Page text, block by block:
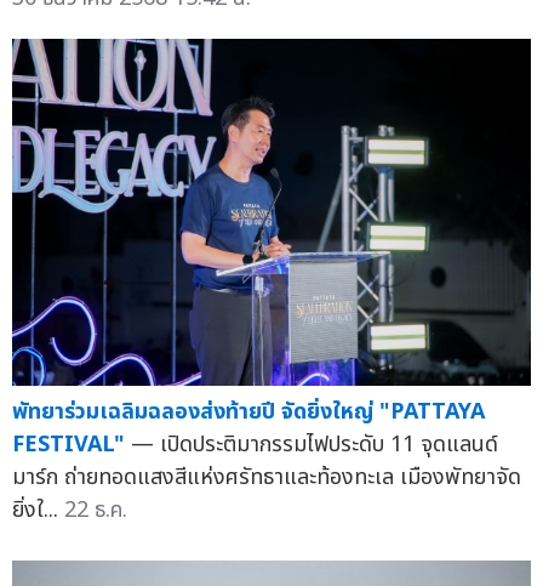
พัทยาร่วมเฉลิมฉลองส่งท้ายปี จัดยิ่งใหญ่ "PATTAYA
FESTIVAL" — เปิดประติมากรรมไฟประดับ 11 จุดแลนด์
มาร์ก ถ่ายทอดแสงสีแห่งศรัทธาและท้องทะเล เมืองพัทยาจัด
ยิ่งใ... 22 ธ.ค.